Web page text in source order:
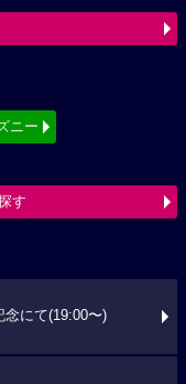
ニー
す
念にて(19:00〜)